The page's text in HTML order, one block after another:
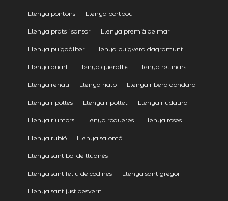
Llenya pontons Llenya portbou
Llenya prats i sansor Llenya premià de mar
Llenya puigdàlber Llenya puigverd dagramunt
Llenya quart Llenya queralbs Llenya rellinars
Llenya renau Llenya rialp Llenya ribera dondara
Llenya ripolles Llenya ripollet Llenya riudaura
Llenya riumors Llenya roquetes Llenya roses
Llenya rubió Llenya salomó
Llenya sant boi de lluanès
Llenya sant feliu de codines Llenya sant gregori
Llenya sant just desvern